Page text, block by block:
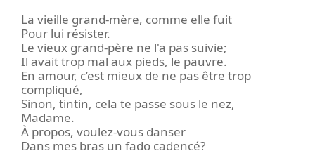
La vieille grand-mère, comme elle fuit
Pour lui résister.
Le vieux grand-père ne l'a pas suivie;
Il avait trop mal aux pieds, le pauvre.
En amour, c’est mieux de ne pas être trop
compliqué,
Sinon, tintin, cela te passe sous le nez,
Madame.
À propos, voulez-vous danser
Dans mes bras un fado cadencé?